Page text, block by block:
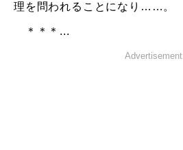
理を問われることになり……。
＊＊＊...
Advertisement